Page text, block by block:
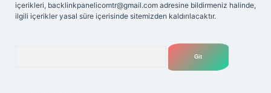
içerikleri, backlinkpanelicomtr@gmail.com adresine bildirmeniz halinde,
ilgili içerikler yasal süre içerisinde sitemizden kaldırılacaktır.